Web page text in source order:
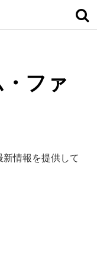
ファ
情報を提供して